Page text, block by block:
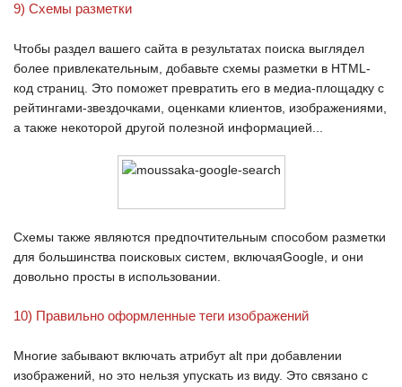
9) Схемы разметки
Чтобы раздел вашего сайта в результатах поиска выглядел
более привлекательным, добавьте схемы разметки в HTML-
код страниц. Это поможет превратить его в медиа-площадку с
рейтингами-звездочками, оценками клиентов, изображениями,
а также некоторой другой полезной информацией...
Схемы также являются предпочтительным способом разметки
для большинства поисковых систем, включаяGoogle , и они
довольно просты в использовании.
10) Правильно оформленные теги изображений
Многие забывают включать атрибутalt при добавлении
изображений, но это нельзя упускать из виду. Это связано с